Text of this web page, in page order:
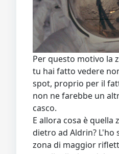
Per questo motivo la
tu hai fatto vedere
spot, proprio per il
non ne farebbe un
casco.
E allora cosa è quella
dietro ad Aldrin? L'ho
zona di maggior